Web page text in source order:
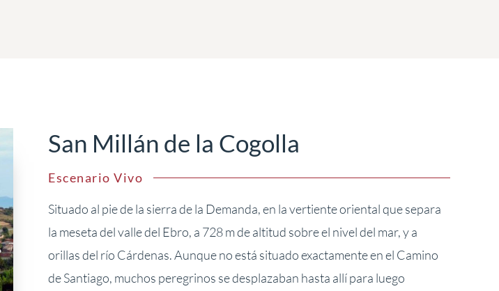
San Millán de la Cogolla
Escenario Vivo
Situado al pie de la sierra de la Demanda, en la vertiente oriental que separa
la meseta del valle del Ebro, a 728 m de altitud sobre el nivel del mar, y a
orillas del río Cárdenas. Aunque no está situado exactamente en el Camino
de Santiago, muchos peregrinos se desplazaban hasta allí para luego